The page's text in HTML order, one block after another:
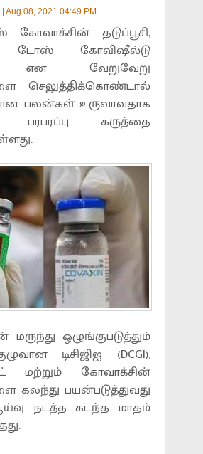
Aug 08, 2021 04:49 PM
தடுப்பூசி,
டோஸ் கோவிஷீல்டு
என வேறுவேறு
செலுத்திக்கொண்டால்
பலன்கள் உருவாவதாக
பரபரப்பு கருத்தை
மருந்து ஒழுங்குபடுத்தும்
டிசிஜிஐ (DCGI),
மற்றும் கோவாக்சின்
கலந்து பயன்படுத்துவது
நடத்த கடந்த மாதம்